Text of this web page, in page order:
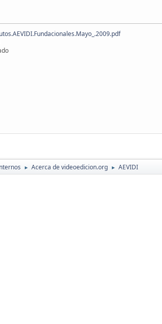
► Acerca de videoedicion.org ► AEVIDI